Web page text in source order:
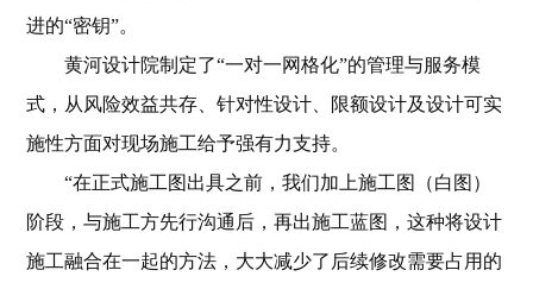
进的“密钥”。
黄河设计院制定了“一对一网格化”的管理与服务模
式，从风险效益共存、针对性设计、限额设计及设计可实
施性方面对现场施工给予强有力支持。
“在正式施工图出具之前，我们加上施工图（白图）
阶段，与施工方先行沟通后，再出施工蓝图，这种将设计
施工融合在一起的方法，大大减少了后续修改需要占用的